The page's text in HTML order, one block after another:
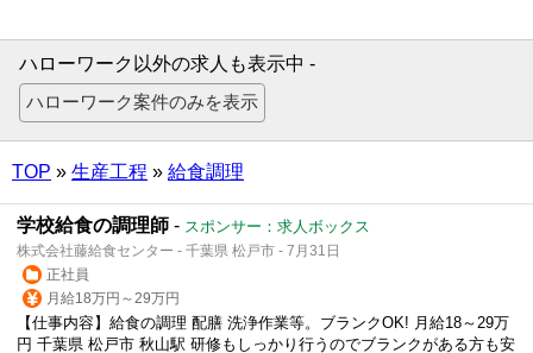
ハローワーク以外の求人も表示中 -
TOP » 生産工程 » 給食調理
学校給食の調理師 - スポンサー：求人ボックス
株式会社藤給食センター - 千葉県 松戸市 - 7月31日
正社員
月給18万円～29万円
【仕事内容】給食の調理 配膳 洗浄作業等。ブランクOK! 月給18～29万
円 千葉県 松戸市 秋山駅 研修もしっかり行うのでブランクがある方も安